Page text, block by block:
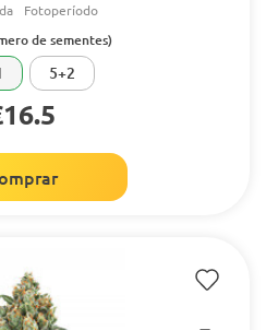
Fotoperíodo
de sementes)
5+2